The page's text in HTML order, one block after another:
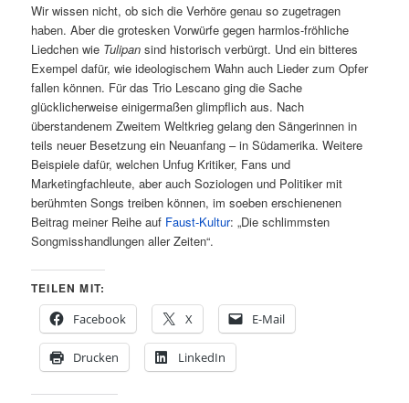
Wir wissen nicht, ob sich die Verhöre genau so zugetragen
haben. Aber die grotesken Vorwürfe gegen harmlos-fröhliche
Liedchen wie Tulipansind historisch verbürgt. Und ein bitteres
Exempel dafür, wie ideologischem Wahn auch Lieder zum Opfer
fallen können. Für das Trio Lescano ging die Sache
glücklicherweise einigermaßen glimpflich aus. Nach
überstandenem Zweitem Weltkrieg gelang den Sängerinnen in
teils neuer Besetzung ein Neuanfang – in Südamerika. Weitere
Beispiele dafür, welchen Unfug Kritiker, Fans und
Marketingfachleute, aber auch Soziologen und Politiker mit
berühmten Songs treiben können, im soeben erschienenen
Beitrag meiner Reihe auf Faust-Kultur: „Die schlimmsten
Songmisshandlungen aller Zeiten“.
TEILEN MIT:
Facebook
X E-Mail
Drucken LinkedIn